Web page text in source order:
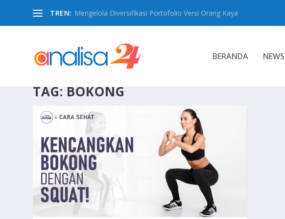
TREN: Mengelola Diversifikasi Portofolio Versi Orang Kaya
BERANDA NEWS
TAG: BOKONG